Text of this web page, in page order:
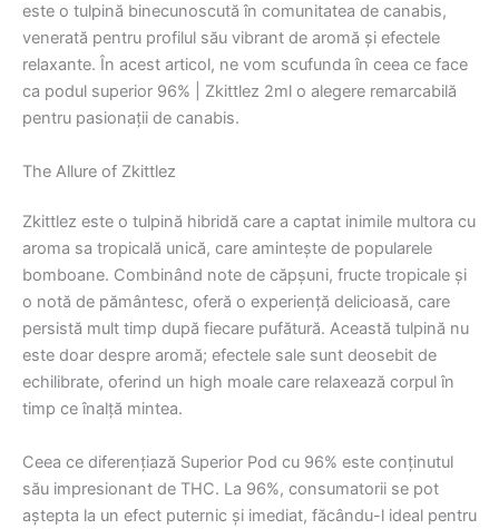
este o tulpină binecunoscută în comunitatea de canabis,
venerată pentru profilul său vibrant de aromă și efectele
relaxante. În acest articol, ne vom scufunda în ceea ce face
ca podul superior 96% | Zkittlez 2ml o alegere remarcabilă
pentru pasionații de canabis.
The Allure of Zkittlez
Zkittlez este o tulpină hibridă care a captat inimile multora cu
aroma sa tropicală unică, care amintește de popularele
bomboane. Combinând note de căpșuni, fructe tropicale și
o notă de pământesc, oferă o experiență delicioasă, care
persistă mult timp după fiecare pufătură. Această tulpină nu
este doar despre aromă; efectele sale sunt deosebit de
echilibrate, oferind un high moale care relaxează corpul în
timp ce înalță mintea.
Ceea ce diferențiază Superior Pod cu 96% este conținutul
său impresionant de THC. La 96%, consumatorii se pot
aștepta la un efect puternic și imediat, făcându-l ideal pentru